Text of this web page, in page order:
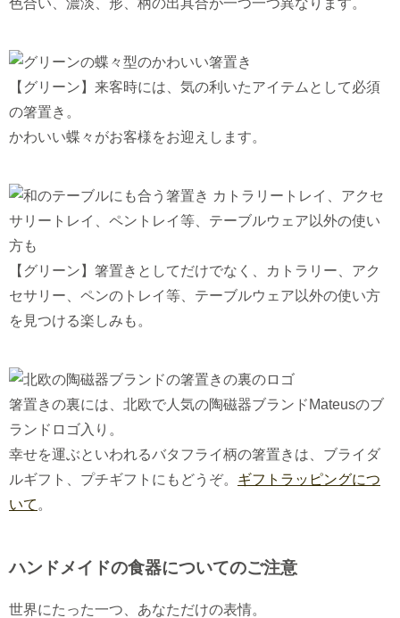
色合い、濃淡、形、柄の出具合が一つ一つ異なります。
【グリーン】来客時には、気の利いたアイテムとして必須
の箸置き。
かわいい蝶々がお客様をお迎えします。
【グリーン】箸置きとしてだけでなく、カトラリー、アク
セサリー、ペンのトレイ等、テーブルウェア以外の使い方
を見つける楽しみも。
箸置きの裏には、北欧で人気の陶磁器ブランドMateusのブ
ランドロゴ入り。
幸せを運ぶといわれるバタフライ柄の箸置きは、ブライダ
ルギフト、プチギフトにもどうぞ。 ギフトラッピングにつ
いて 。
ハンドメイドの食器についてのご注意
世界にたった一つ、あなただけの表情。